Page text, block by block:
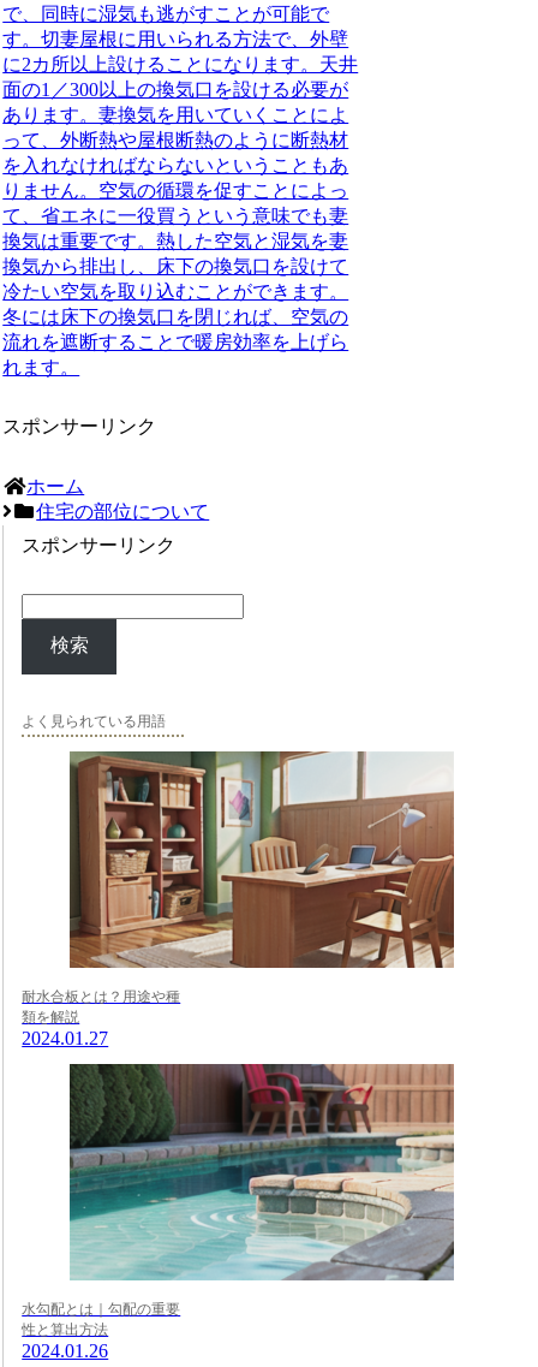
で、同時に湿気も逃がすことが可能で
す。切妻屋根に用いられる方法で、外壁
に2カ所以上設けることになります。天井
面の1／300以上の換気口を設ける必要が
あります。妻換気を用いていくことによ
って、外断熱や屋根断熱のように断熱材
を入れなければならないということもあ
りません。空気の循環を促すことによっ
て、省エネに一役買うという意味でも妻
換気は重要です。熱した空気と湿気を妻
換気から排出し、床下の換気口を設けて
冷たい空気を取り込むことができます。
冬には床下の換気口を閉じれば、空気の
流れを遮断することで暖房効率を上げら
れます。
スポンサーリンク
ホーム
住宅の部位について
スポンサーリンク
検索
よく見られている用語
耐水合板とは？用途や種
類を解説
2024.01.27
水勾配とは｜勾配の重要
性と算出方法
2024.01.26